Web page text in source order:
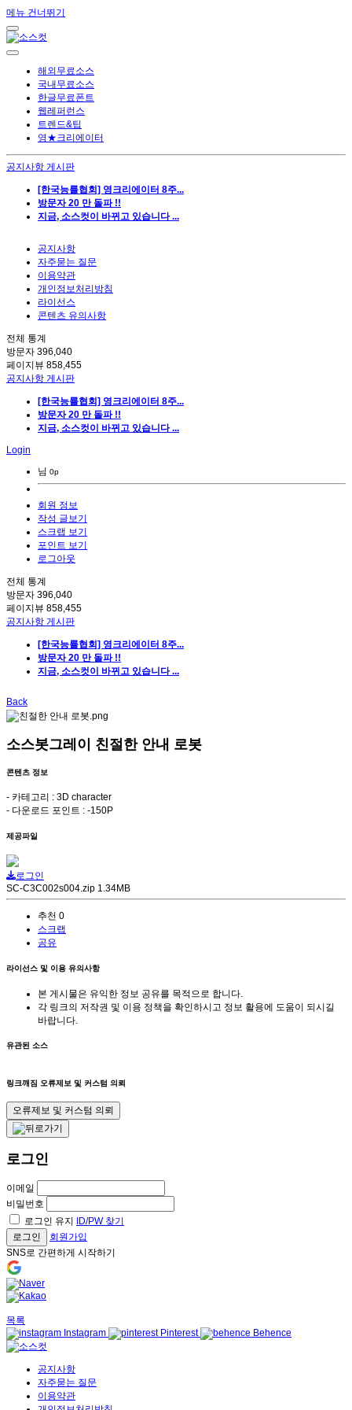
메뉴 건너뛰기
해외무료소스
국내무료소스
한글무료폰트
웹레퍼런스
트렌드&팁
영★크리에이터
공지사항 게시판
[한국능률협회] 영크리에이터 8주...
방문자 20 만 돌파 !!
지금, 소스컷이 바뀌고 있습니다 ...
공지사항
자주묻는 질문
이용약관
개인정보처리방침
라이선스
콘텐츠 유의사항
전체 통계
방문자 396,040
페이지뷰 858,455
공지사항 게시판
[한국능률협회] 영크리에이터 8주...
방문자 20 만 돌파 !!
지금, 소스컷이 바뀌고 있습니다 ...
Login
님 0p
회원 정보
작성 글보기
스크랩 보기
포인트 보기
로그아웃
전체 통계
방문자 396,040
페이지뷰 858,455
공지사항 게시판
[한국능률협회] 영크리에이터 8주...
방문자 20 만 돌파 !!
지금, 소스컷이 바뀌고 있습니다 ...
Back
소스봇그레이 친절한 안내 로봇
콘텐츠 정보
- 카테고리 : 3D character
- 다운로드 포인트 : -150P
제공파일
로그인
SC-C3C002s004.zip 1.34MB
추천 0
스크랩
공유
라이선스 및 이용 유의사항
본 게시물은 유익한 정보 공유를 목적으로 합니다.
각 링크의 저작권 및 이용 정책을 확인하시고 정보 활용에 도움이 되시길
바랍니다.
유관된 소스
링크깨짐 오류제보 및 커스텀 의뢰
오류제보 및 커스텀 의뢰
로그인
이메일
비밀번호
로그인 유지
ID/PW 찾기
로그인
회원가입
SNS로 간편하게 시작하기
목록
Instagram
Pinterest Behence
공지사항
자주묻는 질문
이용약관